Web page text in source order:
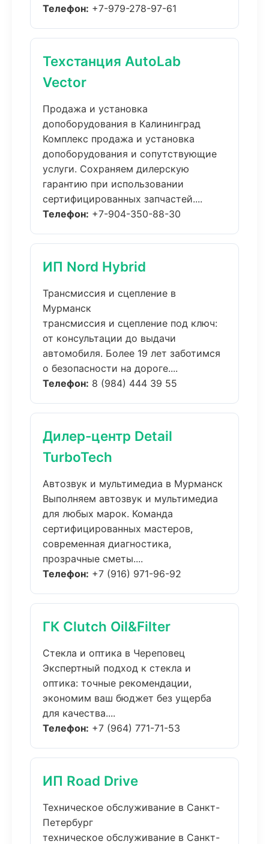
Телефон: +7-979-278-97-61
Техстанция AutoLab
Vector
Продажа и установка
допоборудования в Калининград
Комплекс продажа и установка
допоборудования и сопутствующие
услуги. Сохраняем дилерскую
гарантию при использовании
сертифицированных запчастей....
Телефон: +7-904-350-88-30
ИП Nord Hybrid
Трансмиссия и сцепление в
Мурманск
трансмиссия и сцепление под ключ:
от консультации до выдачи
автомобиля. Более 19 лет заботимся
о безопасности на дороге....
Телефон: 8 (984) 444 39 55
Дилер-центр Detail
TurboTech
Автозвук и мультимедиа в Мурманск
Выполняем автозвук и мультимедиа
для любых марок. Команда
сертифицированных мастеров,
современная диагностика,
прозрачные сметы....
Телефон: +7 (916) 971-96-92
ГК Clutch Oil&Filter
Стекла и оптика в Череповец
Экспертный подход к стекла и
оптика: точные рекомендации,
экономим ваш бюджет без ущерба
для качества....
Телефон: +7 (964) 771-71-53
ИП Road Drive
Техническое обслуживание в Санкт-
Петербург
техническое обслуживание в Санкт-